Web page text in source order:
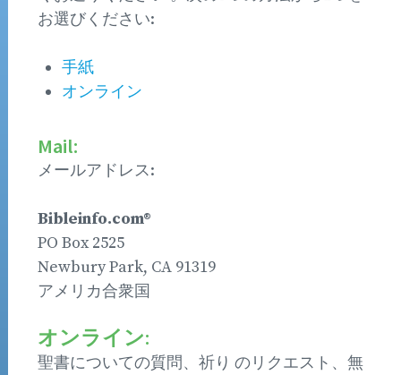
お選びください:
手紙
オンライン
Mail:
メールアドレス:
Bibleinfo.com®
PO Box 2525
Newbury Park, CA 91319
アメリカ合衆国
オンライン:
聖書についての質問、祈り のリクエスト、無